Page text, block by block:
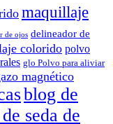
maquillaje
de ojos delineador de
colorido polvo
glo Polvo para aliviar
magnético
blog de
seda de